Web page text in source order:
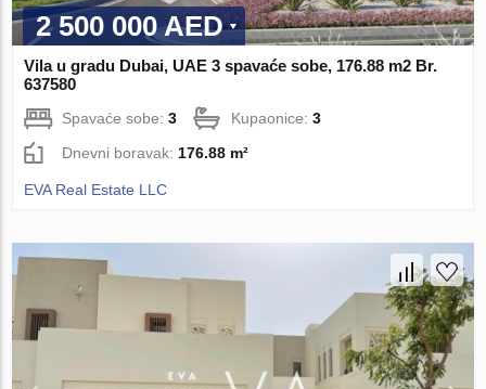
2 500 000 AED
Vila u gradu Dubai, UAE 3 spavaće sobe, 176.88 m2 Br.
637580
Spavaće sobe:3 Kupaonice:3
Dnevni boravak:176.88 m²
EVA Real Estate LLC